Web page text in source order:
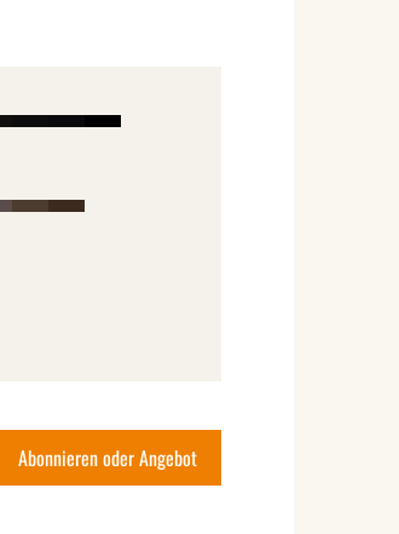
Abonnieren oder Angebot